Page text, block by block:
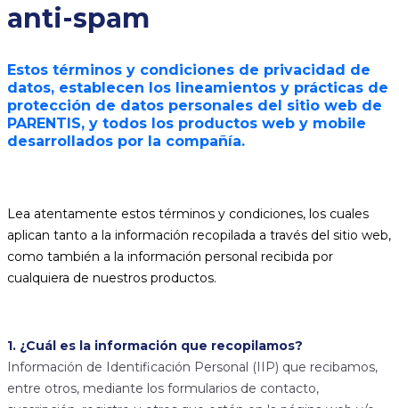
anti-spam
Estos términos y condiciones de privacidad de
datos, establecen los lineamientos y prácticas de
protección de datos personales del sitio web de
PARENTIS, y todos los productos web y mobile
desarrollados por la compañía.
Lea atentamente estos términos y condiciones, los cuales
aplican tanto a la información recopilada a través del sitio web,
como también a la información personal recibida por
cualquiera de nuestros productos.
1. ¿Cuál es la información que recopilamos?
Información de Identificación Personal (IIP) que recibamos,
entre otros, mediante los formularios de contacto,